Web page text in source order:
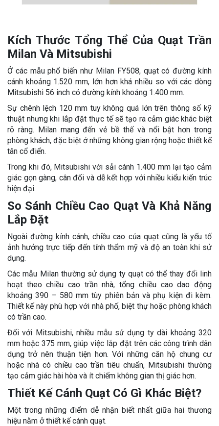
Kích Thước Tổng Thể Của Quạt Trần
Milan Và Mitsubishi
Ở các mẫu phổ biến như Milan FY508, quạt có đường kính
cánh khoảng 1.520 mm, lớn hơn khá nhiều so với các dòng
Mitsubishi 56 inch có đường kính khoảng 1.400 mm.
Sự chênh lệch 120 mm tuy không quá lớn trên thông số kỹ
thuật nhưng khi lắp đặt thực tế sẽ tạo ra cảm giác khác biệt
rõ ràng. Milan mang đến vẻ bề thế và nổi bật hơn trong
phòng khách, đặc biệt ở những không gian rộng hoặc thiết kế
tân cổ điển.
Trong khi đó, Mitsubishi với sải cánh 1.400 mm lại tạo cảm
giác gọn gàng, cân đối và dễ kết hợp với nhiều kiểu kiến trúc
hiện đại.
So Sánh Chiều Cao Quạt Và Khả Năng
Lắp Đặt
Ngoài đường kính cánh, chiều cao của quạt cũng là yếu tố
ảnh hưởng trực tiếp đến tính thẩm mỹ và độ an toàn khi sử
dụng.
Các mẫu Milan thường sử dụng ty quạt có thể thay đổi linh
hoạt theo chiều cao trần nhà, tổng chiều cao dao động
khoảng 390 – 580 mm tùy phiên bản và phụ kiện đi kèm.
Thiết kế này phù hợp với nhà phố, biệt thự hoặc phòng khách
có trần cao.
Đối với Mitsubishi, nhiều mẫu sử dụng ty dài khoảng 320
mm hoặc 375 mm, giúp việc lắp đặt trên các công trình dân
dụng trở nên thuận tiện hơn. Với những căn hộ chung cư
hoặc nhà có chiều cao trần tiêu chuẩn, Mitsubishi thường
tạo cảm giác hài hòa và ít chiếm không gian thị giác hơn.
Thiết Kế Cánh Quạt Có Gì Khác Biệt?
Một trong những điểm dễ nhận biết nhất giữa hai thương
hiệu nằm ở thiết kế cánh quạt.